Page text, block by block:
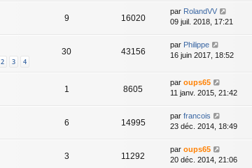
9 16020
par RolandVV
09 juil. 2018, 17:21
2 3 4
30 43156
par Philippe
16 juin 2017, 18:52
1 8605
par oups65
11 janv. 2015, 21:42
6 14995
par francois
23 déc. 2014, 18:49
3 11292
par oups65
20 déc. 2014, 21:06